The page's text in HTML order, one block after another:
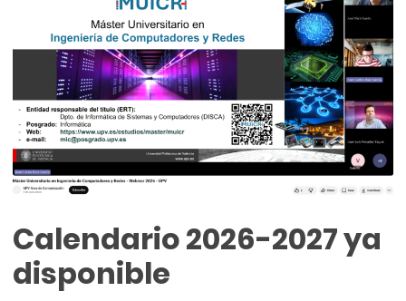
Calendario 2026-2027 ya
disponible